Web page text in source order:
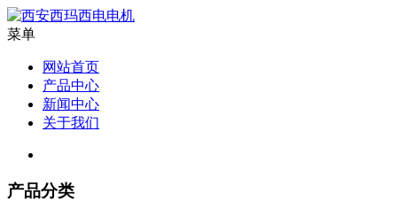
菜单
网站首页
产品中心
新闻中心
关于我们
产品分类